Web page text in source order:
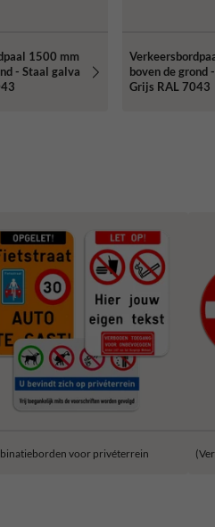
1500 mm
- Staal galva
boven de grond
Grijs RAL 7043
voor privéterrein